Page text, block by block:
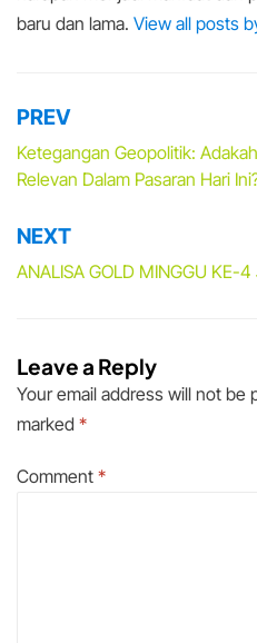
baru dan lama. View all posts
Post
navigation
PREV
Ketegangan Geopolitik:
Relevan Dalam Pasaran Hari
NEXT
ANALISA GOLD MINGGU KE-
Leave a Reply
Your email address will not be
marked *
Comment *